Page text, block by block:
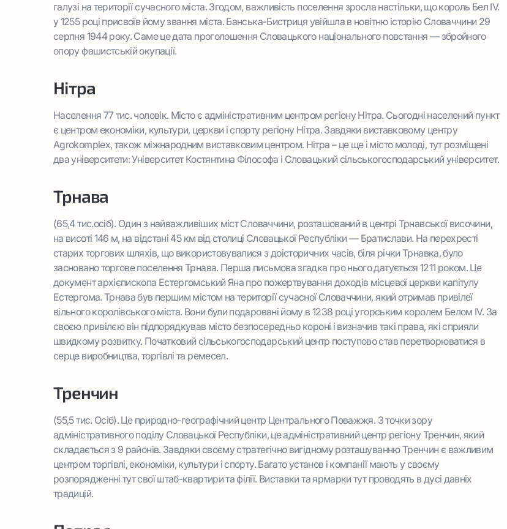
галузі на території сучасного міста. Згодом, важливість поселення зросла настільки, що король Бел IV.
у 1255 році присвоїв йому звання міста. Банська-Бистриця увійшла в новітню історію Словаччини 29
серпня 1944 року. Саме це дата проголошення Словацького національного повстання — збройного
опору фашистській окупації.
Нітра
Населення 77 тис. чоловік. Місто є адміністративним центром регіону Нітра. Сьогодні населений пункт
є центром економіки, культури, церкви і спорту регіону Нітра. Завдяки виставковому центру
Agrokomplex, також міжнародним виставковим центром. Нітра – це ще і місто молоді, тут розміщені
два університети: Університет Костянтина Філософа і Словацький сільськогосподарський університет.
Трнава
(65,4 тис.осіб). Один з найважливіших міст Словаччини, розташований в центрі Трнавської височини,
на висоті 146 м, на відстані 45 км від столиці Словацької Республіки — Братислави. На перехресті
старих торгових шляхів, що використовувалися з доісторичних часів, біля річки Трнавка, було
засновано торгове поселення Трнава. Перша письмова згадка про нього датується 1211 роком. Це
документ архієпископа Естергомський Яна про пожертвування доходів місцевої церкви капітулу
Естергома. Трнава був першим містом на території сучасної Словаччини, який отримав привілеї
вільного королівського міста. Вони були подаровані йому в 1238 році угорським королем Белом IV. За
своєю привілєю він підпорядкував місто безпосередньо короні і визначив такі права, які сприяли
швидкому розвитку. Початковий сільськогосподарський центр поступово став перетворюватися в
серце виробництва, торгівлі та ремесел.
Тренчин
(55,5 тис. Осіб). Це природно-географічний центр Центрального Поважжя. З точки зору
адміністративного поділу Словацької Республіки, це адміністративний центр регіону Тренчин, який
складається з 9 районів. Завдяки своєму стратегічно вигідному розташуванню Тренчин є важливим
центром торгівлі, економіки, культури і спорту. Багато установ і компанії мають у своєму
розпорядженні тут свої штаб-квартири та філії. Виставки та ярмарки тут проводять в дусі давніх
традицій.